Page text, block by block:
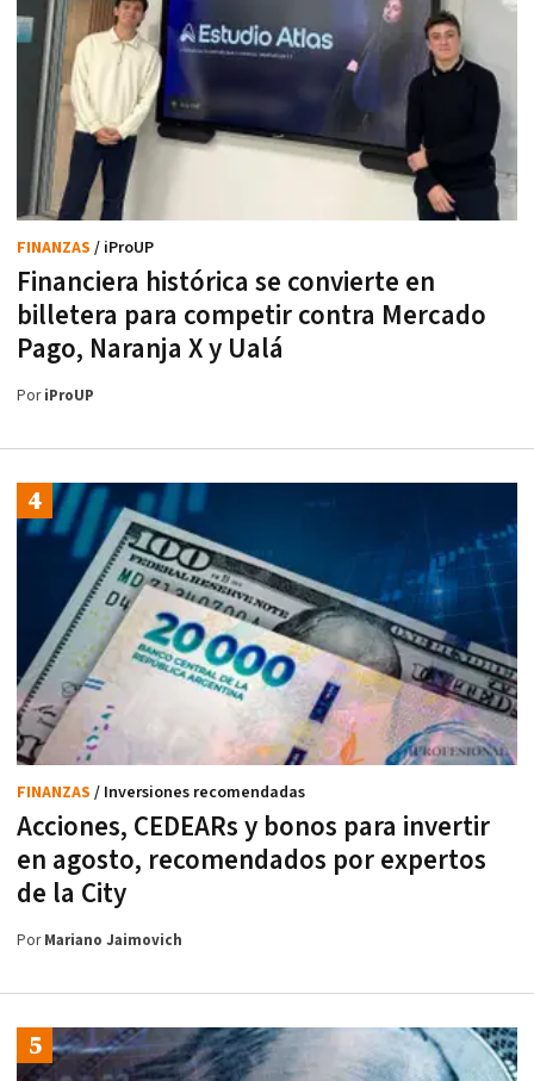
Financiera histórica se convierte en
billetera para competir contra Mercado
Pago, Naranja X y Ualá
FINANZAS / iProUP
PoriProUP
Acciones, CEDEARs y bonos para invertir
en agosto, recomendados por expertos
de la City
FINANZAS / Inversiones recomendadas
PorMariano Jaimovich